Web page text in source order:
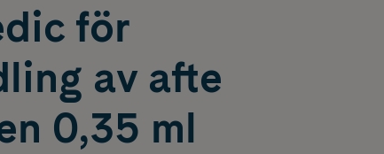
för
av afte
0,35 ml